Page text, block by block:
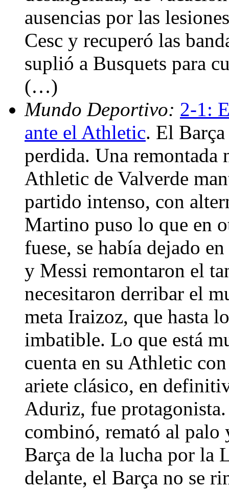
ausencias por las
Cesc y recuperó las
suplió a Busquets para
(…)
Mundo Deportivo: 2-1:
ante el Athletic. El
perdida. Una remontada
Athletic de Valverde
partido intenso, con
Martino puso lo que en
fuese, se había dejado
y Messi remontaron el
necesitaron derribar el
meta Iraizoz, que hasta
imbatible. Lo que está
cuenta en su Athletic
ariete clásico, en
Aduriz, fue
combinó, remató al
Barça de la lucha por la
delante, el Barça no se